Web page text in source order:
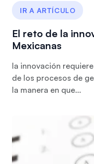
IR A ARTÍCULO
El reto de la
Mexicanas
la innovación
de los procesos de
la manera en que...